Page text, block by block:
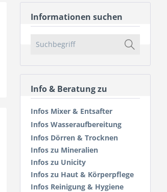
Informationen suchen
Info & Beratung zu
Infos Mixer & Entsafter
Infos Wasseraufbereitung
Infos Dörren & Trocknen
Infos zu Mineralien
Infos zu Unicity
Infos zu Haut & Körperpflege
Infos Reinigung & Hygiene